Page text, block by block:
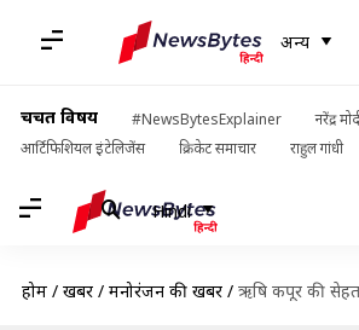
अन्य
चर्चित विषय #NewsBytesExplainer
नरेंद्र
आर्टिफिशियल इंटेलिजेंस
क्रिकेट समाचार राहुल गांधी
Hindi
होम / खबरें / मनोरंजन की खबरें / ऋषि कपूर की सेहत को लेकर बड़ा